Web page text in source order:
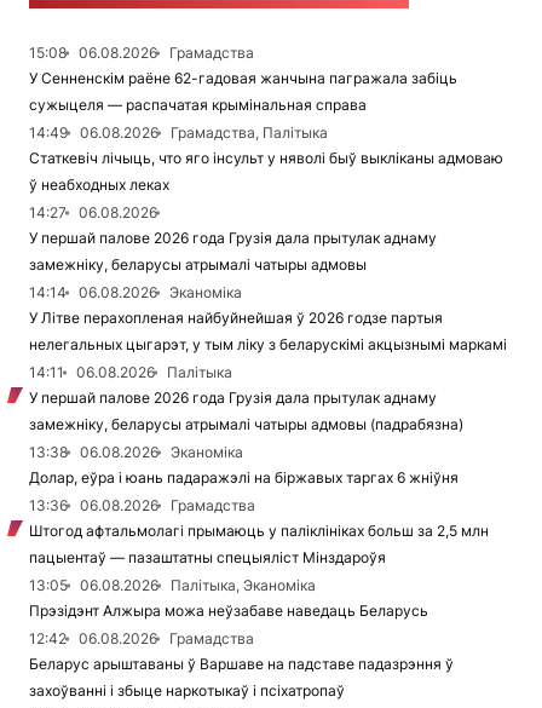
15:08 06.08.2026
Грамадства
У Сенненскім раёне 62-гадовая жанчына пагражала забіць
сужыцеля — распачатая крымінальная справа
14:49
06.08.2026
Грамадства, Палітыка
Статкевіч лічыць, что яго інсульт у няволі быў выкліканы адмоваю
ў неабходных леках
14:27
06.08.2026
У першай палове 2026 года Грузія дала прытулак аднаму
замежніку, беларусы атрымалі чатыры адмовы
14:14
06.08.2026
Эканоміка
У Літве перахопленая найбуйнейшая ў 2026 годзе партыя
нелегальных цыгарэт, у тым ліку з беларускімі акцызнымі маркамі
14:11
06.08.2026
Палітыка
У першай палове 2026 года Грузія дала прытулак аднаму
замежніку, беларусы атрымалі чатыры адмовы (падрабязна)
13:38
06.08.2026
Эканоміка
Долар, еўра і юань падаражэлі на біржавых таргах 6 жніўня
13:36
06.08.2026
Грамадства
Штогод афтальмолагі прымаюць у паліклініках больш за 2,5 млн
пацыентаў — пазаштатны спецыяліст Мінздароўя
13:05
06.08.2026
Палітыка, Эканоміка
Прэзідэнт Алжыра можа неўзабаве наведаць Беларусь
12:42
06.08.2026
Грамадства
Беларус арыштаваны ў Варшаве на падставе падазрэння ў
захоўванні і збыце наркотыкаў і псіхатропаў